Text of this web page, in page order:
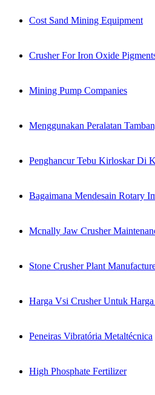
Cost Sand Mining Equipment
Crusher For Iron Oxide
Mining Pump Companies
Menggunakan Peralatan
Penghancur Tebu Kirloskar Di
Bagaimana Mendesain Rotary
Mcnally Jaw Crusher
Stone Crusher Plant
Harga Vsi Crusher Untuk
Peneiras Vibratória Metaltécnica
High Phosphate Fertilizer